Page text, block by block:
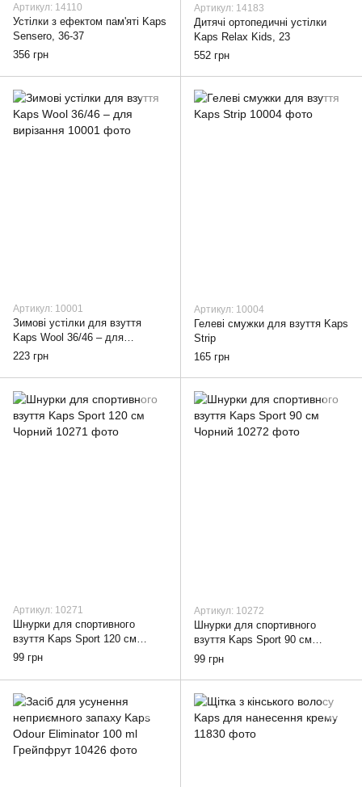
Артикул: 14110
Устілки з ефектом пам'яті Kaps
Sensero, 36-37
356 грн
Артикул: 14183
Дитячі ортопедичні устілки
Kaps Relax Kids, 23
552 грн
Артикул: 10001
Зимові устілки для взуття
Kaps Wool 36/46 – для
вирізання
223 грн
Артикул: 10004
Гелеві смужки для взуття Kaps
Strip
165 грн
Артикул: 10271
Шнурки для спортивного
взуття Kaps Sport 120 см
Чорний
99 грн
Артикул: 10272
Шнурки для спортивного
взуття Kaps Sport 90 см
Чорний
99 грн